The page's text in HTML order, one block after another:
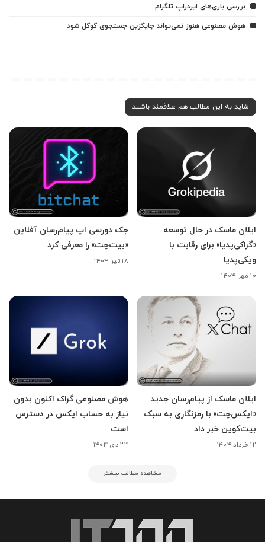
بررسی بازی‌های ایردراپ تلگرام
هوش مصنوعی هنوز نمی‌تواند جایگزین جستجوی گوگل شود
شاید به این مطالب هم علاقمند باشید
ایلان ماسک در حال توسعه
«گراکی‌پدیا» برای رقابت با
ویکی‌پدیا
۱۰ مهر ۱۴۰۴
جک دورسی اپ پیام‌رسان آفلاین
«بیت‌چت» را معرفی کرد
۱۸ تیر ۱۴۰۴
ایلان ماسک از پیام‌رسان جدید
«ایکس‌چت» با رمزنگاری به سبک
بیت‌کوین خبر داد
۱۲ خرداد ۱۴۰۴
هوش مصنوعی گراک اکنون بدون
نیاز به حساب ایکس در دسترس
است
۲۳ دی ۱۴۰۳
مشاهده مطالب بیشتر